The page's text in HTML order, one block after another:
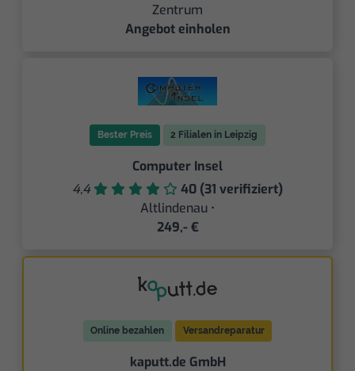
Zentrum
Angebot einholen
Bester Preis 2 Filialen in Leipzig
Computer Insel
4,4
40 (31 verifiziert)
Altlindenau •
249,- €
Online bezahlen Versandreparatur
kaputt.de GmbH